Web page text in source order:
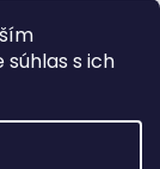
s ich